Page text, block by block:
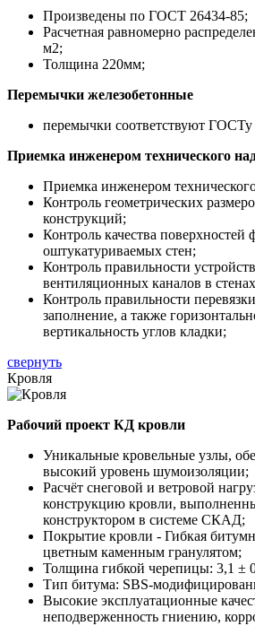
Произведены по ГОСТ 26434-85;
Расчетная равномерно
м2;
Толщина 220мм;
Перемычки железобетонные
перемычки соответствуют ГОСТу
Приемка инженером технического
Приемка инженером
Контроль геометрических
конструкций;
Контроль качества поверхностей
оштукатуриваемых стен;
Контроль правильности
вентиляционных каналов в
Контроль правильности
заполнение, а также
вертикальность углов кладки;
свернуть
Кровля
Рабочий проект КД кровли
Уникальные кровельные узлы,
высокий уровень шумоизоляции;
Расчёт снеговой и ветровой
конструкцию кровли,
конструктором в системе СКАД;
Покрытие кровли - Гибкая
цветным каменным гранулятом;
Толщина гибкой черепицы: 3,1 ±
Тип битума: SBS-
Высокие эксплуатационные
неподверженность гниению,